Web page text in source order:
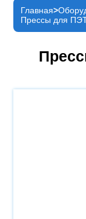
Главная
Прессы для